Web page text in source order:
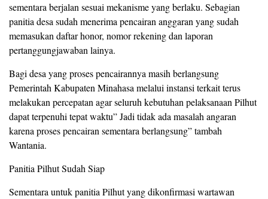
sementara berjalan sesuai mekanisme yang berlaku. Sebagian
panitia desa sudah menerima pencairan anggaran yang sudah
memasukan daftar honor, nomor rekening dan laporan
pertanggungjawaban lainya.
Bagi desa yang proses pencairannya masih berlangsung
Pemerintah Kabupaten Minahasa melalui instansi terkait terus
melakukan percepatan agar seluruh kebutuhan pelaksanaan Pilhut
dapat terpenuhi tepat waktu” Jadi tidak ada masalah angaran
karena proses pencairan sementara berlangsung” tambah
Wantania.
Panitia Pilhut Sudah Siap
Sementara untuk panitia Pilhut yang dikonfirmasi wartawan